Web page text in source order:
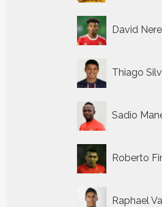
David
Thiago
Sadio
Roberto
Raphael